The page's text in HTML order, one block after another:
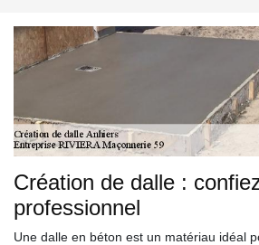
Création de dalle :
professionnel
Une dalle en béton est un matériau idéal